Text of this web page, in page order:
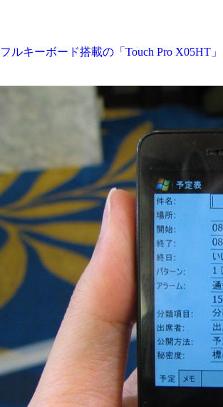
フルキーボード搭載の「Touch Pro X05HT」